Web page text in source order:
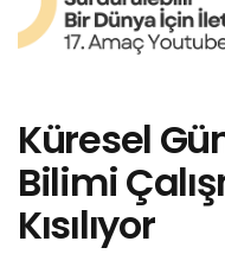
Küresel
Bilimi
Kısılıyor